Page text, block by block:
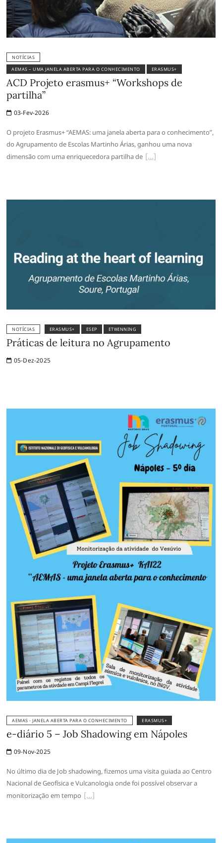
NOTÍCIAS
AEMAS – UMA JANELA ABERTA PARA O CONHECIMENTO
ERASMUS+
ACD Projeto erasmus+ “Workshops de
partilha”
03-Fev-2026
O projeto Erasmus+ “AEMAS: uma janela aberta para o conhecimento”,
do Agrupamento de Escolas Martinho Árias, ganhou uma nova
dimensão com uma enriquecedora partilha de
NOTÍCIAS ERASMUS+ ESEP ETWINNING
Práticas de leitura no Agrupamento
05-Dez-2025
AEMAS - JANELA ABERTA PARA O CONHECIMENTO ERASMUS+
e-diário 5 – Job Shadowing em Nápoles
09-Nov-2025
No último dia de Job shadowing, fizemos uma visita guiada ao Centro
Nacional de Geofísica e Vulcanologia onde foi possível observar a
monitorização em tempo